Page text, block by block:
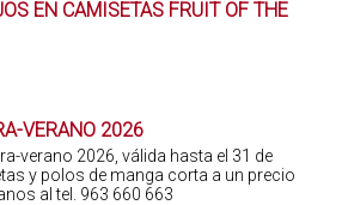
EN CAMISETAS FRUIT OF THE
VERANO 2026
verano 2026, válida hasta el 31 de
y polos de manga corta a un precio
al tel. 963 660 663